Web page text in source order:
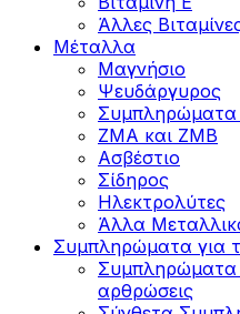
Άλλες
Μέταλλα
Μαγνήσιο
Ψευδάργυρος
Συμπληρώματα
ZMA και ZMB
Ασβέστιο
Σίδηρος
Ηλεκτρολύτες
Άλλα
Συμπληρώματα για
Συμπληρώματα
αρθρώσεις